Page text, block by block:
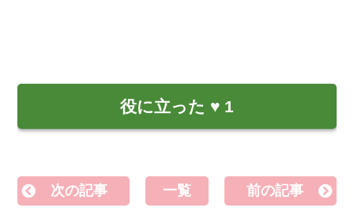
役に立った ♥ 1
次の記事 一覧 前の記事